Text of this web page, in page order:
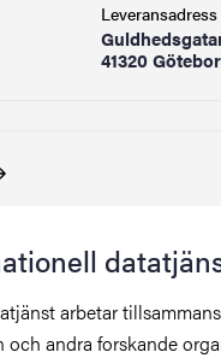
Leveransadress
41320
arbetar
och andra forskande